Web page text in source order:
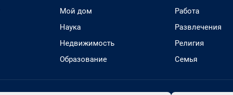
Мой дом
Наука
Недвижимость
Образование
Работа
Развлечения
Религия
Семья